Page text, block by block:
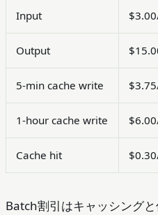
Input
Output
5-min cache write
1-hour cache write
Cache hit
Batch割引はキャッシング